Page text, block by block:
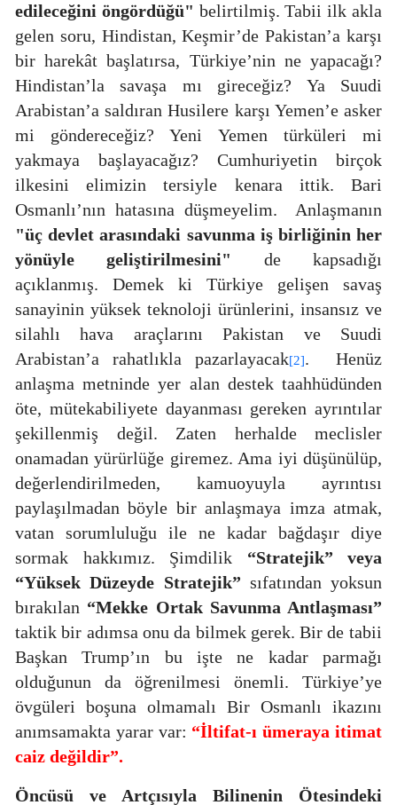
edileceğini öngördüğü" belirtilmiş. Tabii ilk akla
gelen soru, Hindistan, Keşmir’de Pakistan’a karşı
bir harekât başlatırsa, Türkiye’nin ne yapacağı?
Hindistan’la savaşa mı gireceğiz? Ya Suudi
Arabistan’a saldıran Husilere karşı Yemen’e asker
mi göndereceğiz? Yeni Yemen türküleri mi
yakmaya başlayacağız? Cumhuriyetin birçok
ilkesini elimizin tersiyle kenara ittik. Bari
Osmanlı’nın hatasına düşmeyelim.
Anlaşmanın
"üç devlet arasındaki savunma iş birliğinin her
yönüyle geliştirilmesini"
de kapsadığı
açıklanmış. Demek ki Türkiye gelişen savaş
sanayinin yüksek teknoloji ürünlerini, insansız ve
silahlı hava araçlarını Pakistan ve Suudi
Arabistan’a rahatlıkla pazarlayacak[2].
Henüz
anlaşma metninde yer alan destek taahhüdünden
öte, mütekabiliyete dayanması gereken ayrıntılar
şekillenmiş değil. Zaten herhalde meclisler
onamadan yürürlüğe giremez. Ama iyi düşünülüp,
değerlendirilmeden, kamuoyuyla ayrıntısı
paylaşılmadan böyle bir anlaşmaya imza atmak,
vatan sorumluluğu ile ne kadar bağdaşır diye
sormak hakkımız. Şimdilik “Stratejik” veya
“Yüksek Düzeyde Stratejik” sıfatından yoksun
bırakılan “Mekke Ortak Savunma Antlaşması”
taktik bir adımsa onu da bilmek gerek. Bir de tabii
Başkan Trump’ın bu işte ne kadar parmağı
olduğunun da öğrenilmesi önemli. Türkiye’ye
övgüleri boşuna olmamalı Bir Osmanlı ikazını
anımsamakta yarar var: “İltifat-ı ümeraya itimat
caiz değildir”.
Öncüsü ve Artçısıyla
Bilinenin Ötesindeki